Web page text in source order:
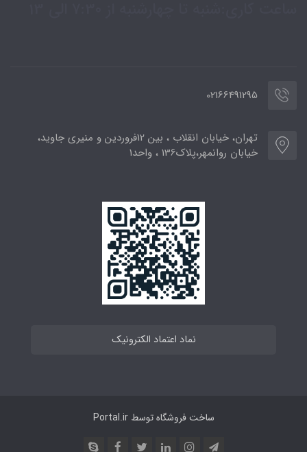
02166491295
تهران، خیابان انقلاب ، بین 12فروردین و منیری جاوید،
خیابان روانمهر،پلاک136 ، واحد1
نماد اعتماد الکترونیک
ساخت فروشگاه توسطPortal.ir